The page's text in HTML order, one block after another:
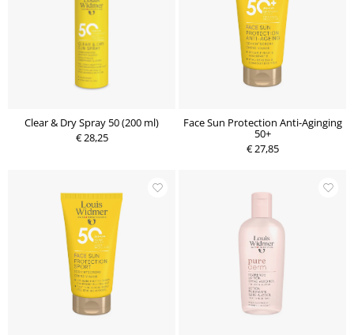
Clear & Dry Spray 50 (200 ml)
€ 28,25
Face Sun Protection Anti-Aginging
50+
€ 27,85